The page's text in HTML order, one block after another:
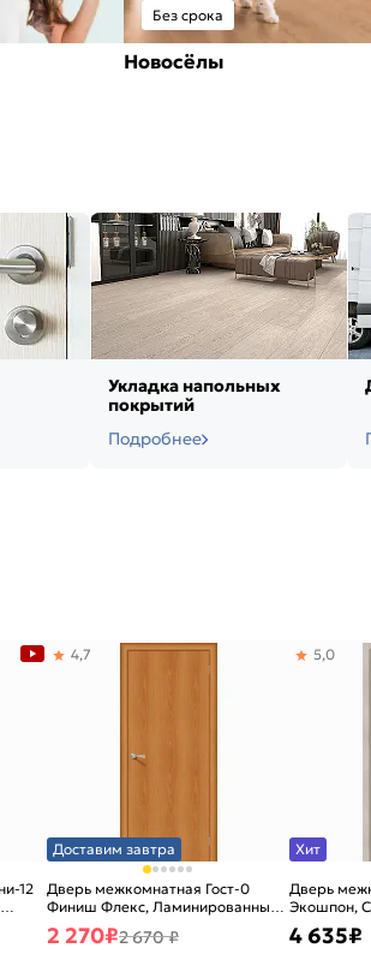
Без срока
Новосёлы
Укладка напольных
покрытий
Подробнее
12
Доставим завтра
Дверь межкомнатная Гост-0
Финиш Флекс, Ламинированные
Л-12 (МиланОрех), глухая,
каркасно-щитовая
4,7
2 270₽2 670 ₽
Хит
Дверь
Экошпон,
5,0
4 635₽